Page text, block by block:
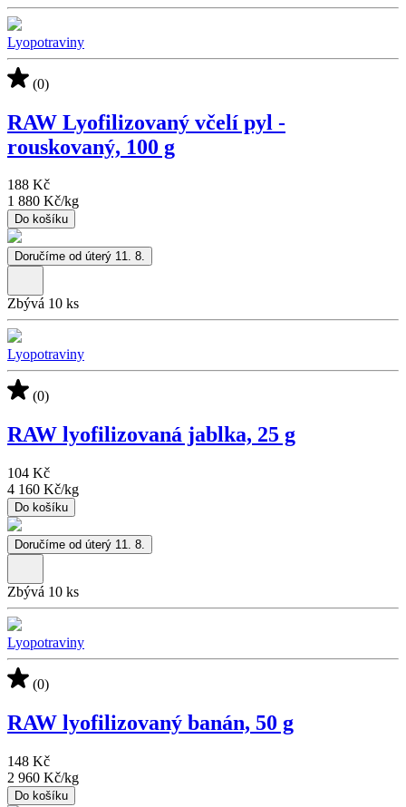
Lyopotraviny
(0)
RAW Lyofilizovaný včelí pyl -
rouskovaný, 100 g
188 Kč
1 880 Kč/kg
Do košíku
Doručíme od úterý 11. 8.
Zbývá 10 ks
Lyopotraviny
(0)
RAW lyofilizovaná jablka, 25 g
104 Kč
4 160 Kč/kg
Do košíku
Doručíme od úterý 11. 8.
Zbývá 10 ks
Lyopotraviny
(0)
RAW lyofilizovaný banán, 50 g
148 Kč
2 960 Kč/kg
Do košíku